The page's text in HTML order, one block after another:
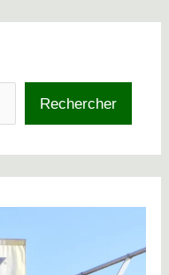
Rechercher